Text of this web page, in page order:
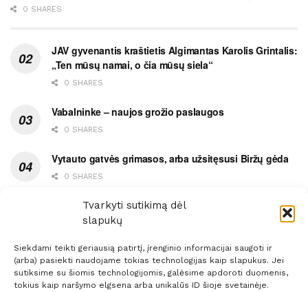
Tvarkyti sutikimą dėl
slapukų
Siekdami teikti geriausią patirtį, įrenginio informacijai saugoti ir
(arba) pasiekti naudojame tokias technologijas kaip slapukus. Jei
sutiksime su šiomis technologijomis, galėsime apdoroti duomenis,
tokius kaip naršymo elgsena arba unikalūs ID šioje svetainėje.
0 SHARES
JAV gyvenantis kraštietis Algimantas Karolis Grintalis:
„Ten mūsų namai, o čia mūsų siela“
0 SHARES
Vabalninke – naujos grožio paslaugos
0 SHARES
Vytauto gatvės grimasos, arba užsitęsusi Biržų gėda
0 SHARES
Pietų metas pažymėtas avarija
0 SHARES